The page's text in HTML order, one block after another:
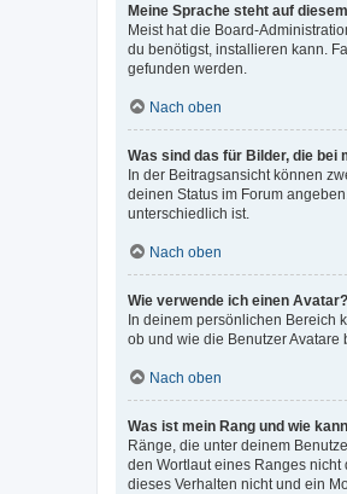
Meine Sprache steht auf
Meist hat die Board-
du benötigst, installieren kann.
gefunden werden.
Nach oben
Was sind das für Bilder, die bei
In der Beitragsansicht können
deinen Status im Forum
unterschiedlich ist.
Nach oben
Wie verwende ich einen Avatar?
In deinem persönlichen Bereich
ob und wie die Benutzer Avatare
Nach oben
Was ist mein Rang und wie
Ränge, die unter deinem
den Wortlaut eines Ranges
dieses Verhalten nicht und ein